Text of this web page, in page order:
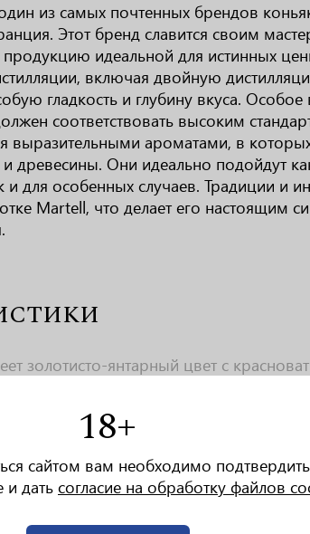
18+
сайтом вам необходимо
и дать согласие на обработку файлов
из самых почтенных брендов
Этот бренд славится своим
продукцию идеальной для истинных
включая двойную
гладкость и глубину вкуса.
соответствовать высоким
выразительными ароматами, в
и древесины. Они идеально подойдут
и для особенных случаев. Традиции и
Martell, что делает его настоящим
золотисто-янтарный цвет с
сбалансирован и многослойный.
как зрелый абрикос и слива,
оттенки меда, ванили и дубовых нот.
комплексными нотами
меда и ванили. На фоне этих
акценты корицы и орехов.